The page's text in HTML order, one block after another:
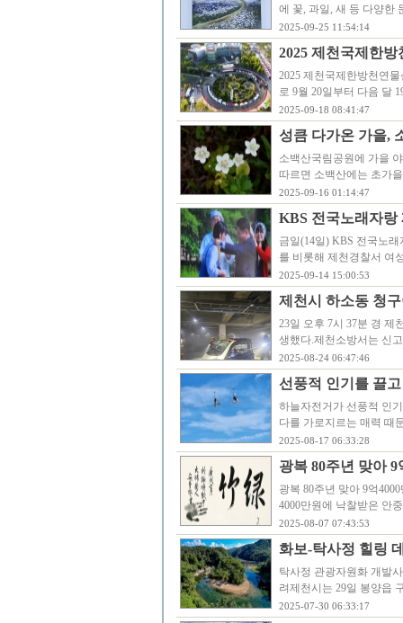
에 꽃, 과일, 새 등 다양한
2025-09-25 11:54:14
2025 제천국제한
2025 제천국제한방천연
로 9월 20일부터 다음 달
2025-09-18 08:41:47
성큼 다가온 가을,
소백산국림공원에 가을
따르면 소백산에는 초가
2025-09-16 01:14:47
KBS 전국노래자
금일(14일) KBS 전국노
를 비롯해 제천경찰서 여
2025-09-14 15:00:53
제천시 하소동 청
23일 오후 7시 37분 경 제
생했다.제천소방서는 신
2025-08-24 06:47:46
선풍적 인기를 끌
하늘자전거가 선풍적 인
다를 가로지르는 매력 때
2025-08-17 06:33:28
광복 80주년 맞아
광복 80주년 맞아 9억
4000만원에 낙찰받은 안
2025-08-07 07:43:53
화보-탁사정 힐링
탁사정 관광자원화 개발
려제천시는 29일 봉양읍
2025-07-30 06:33:17